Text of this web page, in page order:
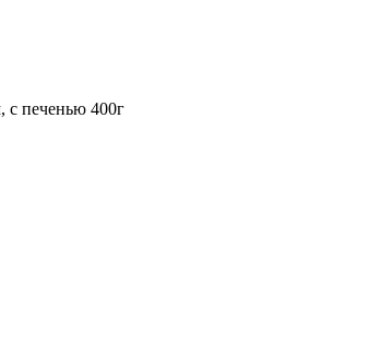
с печенью 400г